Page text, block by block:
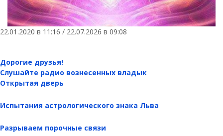
22.01.2020 в 11:16 / 22.07.2026 в 09:08
Дорогие друзья!
Слушайте радио вознесенных владык
Открытая дверь
Испытания астрологического знака Льва
Разрываем порочные связи